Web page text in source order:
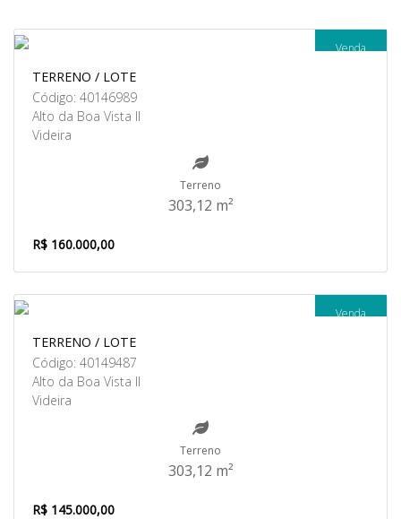
Venda
TERRENO / LOTE
Código: 40146989
Alto da Boa Vista II
Videira
Terreno
303,12 m²
R$ 160.000,00
Venda
TERRENO / LOTE
Código: 40149487
Alto da Boa Vista II
Videira
Terreno
303,12 m²
R$ 145.000,00